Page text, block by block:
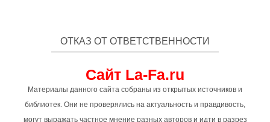
ОТКАЗ ОТ ОТВЕТСТВЕННОСТИ
Сайт La-Fa.ru
Материалы данного сайта собраны из открытых источников и
библиотек. Они не проверялись на актуальность и правдивость,
могут выражать частное мнение разных авторов и идти в разрез